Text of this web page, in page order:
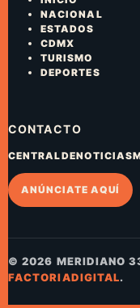
NACIONAL
ESTADOS
CDMX
TURISMO
DEPORTES
CONTACTO
ANÚNCIATE AQUÍ
© 2026 MERIDIANO
FACTORIADIGITAL.